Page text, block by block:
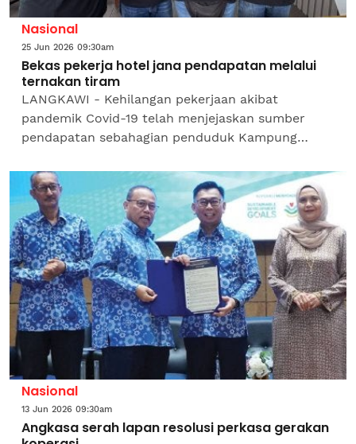
Nasional
25 Jun 2026 09:30am
Bekas pekerja hotel jana pendapatan melalui
ternakan tiram
LANGKAWI - Kehilangan pekerjaan akibat
pandemik Covid-19 telah menjejaskan sumber
pendapatan sebahagian penduduk Kampung
pekerjaan dan berdepan...
Nasional
13 Jun 2026 09:30am
Angkasa serah lapan resolusi perkasa gerakan